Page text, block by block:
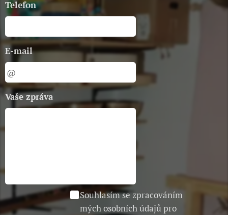
Telefon
E-mail
Vaše zpráva
Souhlasím se zpracováním
mých osobních údajů pro